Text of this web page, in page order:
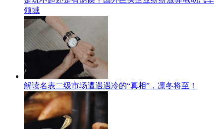
领域
解读名表二级市场遭遇遇冷的“真相”，凛冬将至！